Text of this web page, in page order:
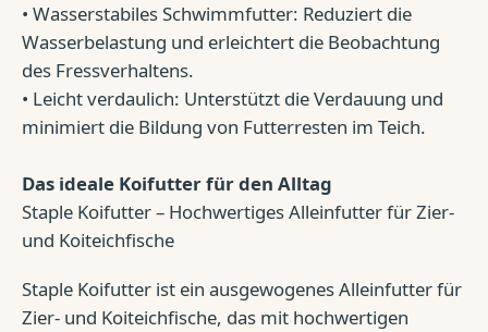
• Wasserstabiles Schwimmfutter: Reduziert die
Wasserbelastung und erleichtert die Beobachtung
des Fressverhaltens.
• Leicht verdaulich: Unterstützt die Verdauung und
minimiert die Bildung von Futterresten im Teich.
Das ideale Koifutter für den Alltag
Staple Koifutter – Hochwertiges Alleinfutter für Zier-
und Koiteichfische
Staple Koifutter ist ein ausgewogenes Alleinfutter für
Zier- und Koiteichfische, das mit hochwertigen